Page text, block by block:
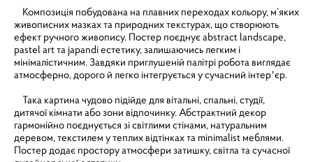
Композиція побудована на плавних переходах кольору, м’яких
живописних мазках та природних текстурах, що створюють
ефект ручного живопису. Постер поєднує abstract landscape,
pastel art та japandi естетику, залишаючись легким і
мінімалістичним. Завдяки приглушеній палітрі робота виглядає
атмосферно, дорого й легко інтегрується у сучасний інтерʼєр.
Така картина чудово підійде для вітальні, спальні, студії,
дитячої кімнати або зони відпочинку. Абстрактний декор
гармонійно поєднується зі світлими стінами, натуральним
деревом, текстилем у теплих відтінках та minimalist меблями.
Постер додає простору атмосфери затишку, світла та сучасної